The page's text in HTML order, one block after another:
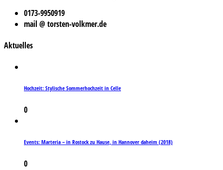
0173-9950919
mail @ torsten-volkmer.de
Aktuelles
Hochzeit: Stylische Sommerhochzeit in Celle
0
Events: Marteria – in Rostock zu Hause, in Hannover daheim (2018)
0